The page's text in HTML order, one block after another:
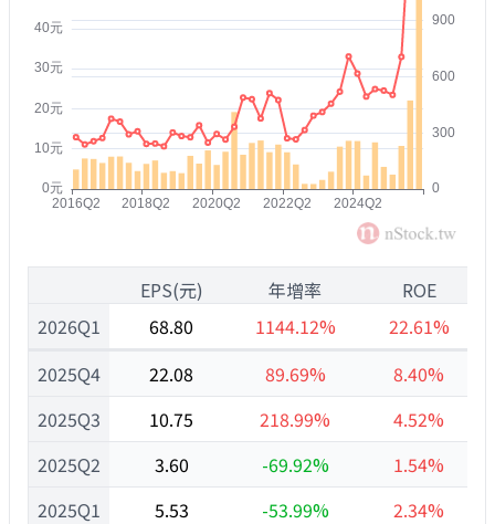
2026Q1
2025Q4
2025Q3
2025Q2
2025Q1
EPS(元) 年增率
ROE
68.80
1144.12%
22.61%
22.08
89.69%
8.40%
10.75
218.99%
4.52%
3.60
-69.92%
1.54%
5.53
-53.99%
2.34%